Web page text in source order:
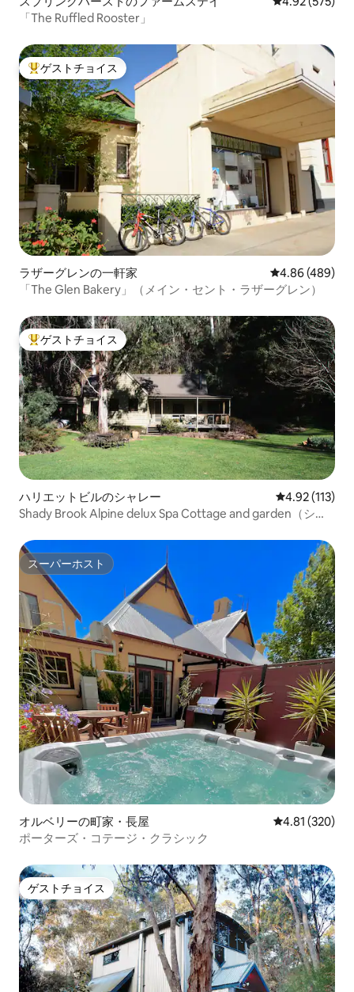
「The Ruffled Rooster」
大好評のゲストチョイスです。
ゲストチョイス
ラザーグレンの一軒家 レビュー489
4.86 (489)
「The Glen Bakery」（メイン・セント・ラザーグレン）
大好評のゲストチョイスです。
ゲストチョイス
ハリエットビルのシャレー レビュー113
4.92 (113)
Shady Brook Alpine delux Spa Cottage and garden（シェ
ジ・アンド・ガーデン）
スーパーホスト
スーパーホスト
オルベリーの町家・長屋 レビュー320
4.81 (320)
ポーターズ・コテージ・クラシック
ゲストチョイス
ゲストチョイス